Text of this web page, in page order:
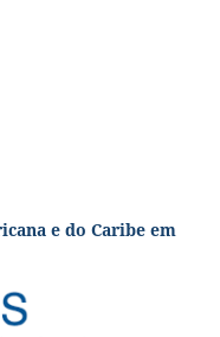
e do Caribe em